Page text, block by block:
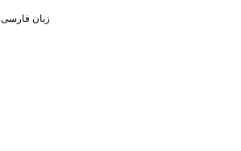
زبان فارسی